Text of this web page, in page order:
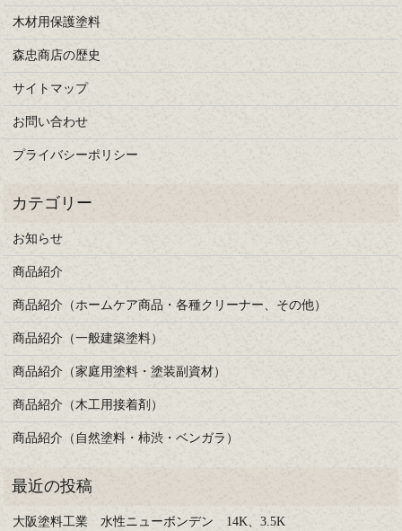
木材用保護塗料
森忠商店の歴史
サイトマップ
お問い合わせ
プライバシーポリシー
お知らせ
商品紹介
商品紹介（ホームケア商品・各種クリーナー、その他）
商品紹介（一般建築塗料）
商品紹介（家庭用塗料・塗装副資材）
商品紹介（木工用接着剤）
商品紹介（自然塗料・柿渋・ベンガラ）
大阪塗料工業 水性ニューボンデン 14K、3.5K